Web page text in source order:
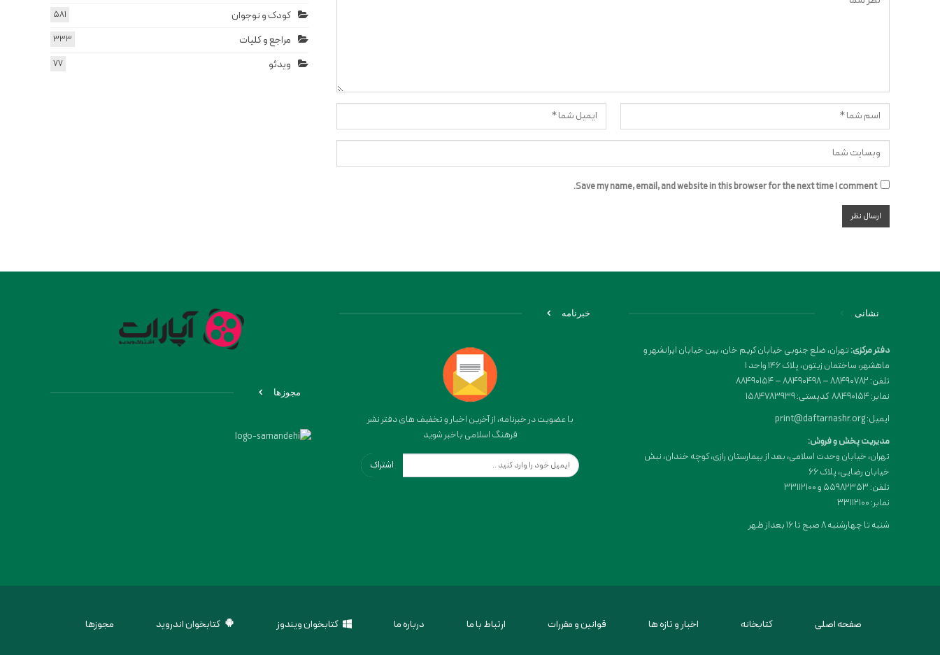
Save my name, email, and website in this browser for the next time I comment.
کودک و نوجوان 581
مراجع و کلیات 333
ویدئو 77
نشانی
دفتر مرکزی:تهران، ضلع جنوبی خیابان کریم خان، بین خیابان ایرانشهر و
ماهشهر، ساختمان زیتون، پلاک 146 واحد 1
تلفن: 88490782 – 88490498 – 88490154
نمابر: 88490154 کدپستی: 1584783939
ایمیل: print@daftarnashr.org
مدیریت پخش و فروش:
تهران، خیابان وحدت اسلامی، بعد از بیمارستان رازی، کوچه خندان، نبش
خیابان رضایی، پلاک ۶۶
تلفن: 55982353 و 33112100
نمابر: 33112100
شنبه تا چهارشنبه 8 صبح تا 16 بعداز ظهر
خبرنامه
با عضویت در خبرنامه، از آخرین اخبار و تخفیف های دفتر نشر
فرهنگ اسلامی باخبر شوید
اشتراک
مجوزها
صفحه اصلی کتابخانه اخبار و تازه ها قوانین و مقررات ارتباط با ما درباره ما کتابخوان ویندوز کتابخوان اندروید مجوزها